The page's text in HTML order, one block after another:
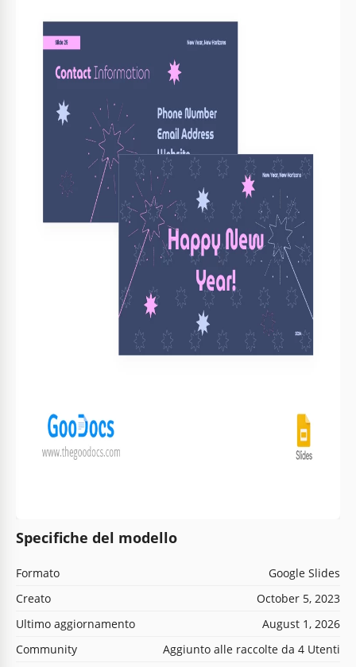
Specifiche del modello
Formato
Google Slides
Creato
October 5, 2023
Ultimo aggiornamento
August 1, 2026
Community
Aggiunto alle raccolte da 4 Utenti